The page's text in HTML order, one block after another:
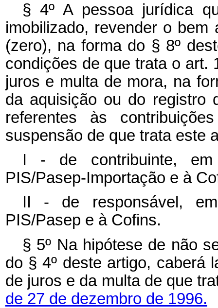
§ 4º A pessoa jurídica
imobilizado, revender o
(zero), na forma do § 8º
condições de que trata o art.
juros e multa de mora, na
da aquisição ou do registro
referentes às
suspensão de que trata este
I - de contribuinte,
PIS/Pasep-Importação e à
II - de responsável,
PIS/Pasep e à Cofins.
§ 5º Na hipótese de não
do § 4º deste artigo, caberá
de juros e da multa de que
de 27 de dezembro de 1996.